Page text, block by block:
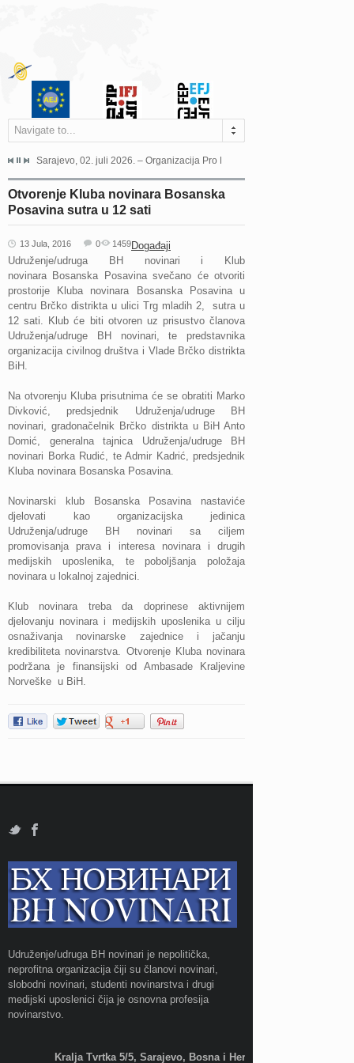
Navigate to...
Grada Sarajeva povodom Dana Sarajeva dugogodišnjoj...
Sarajevo, 02. juli 2026. – Organizacija Pro Educa juče je uspješno
Otvorenje Kluba novinara Bosanska
Posavina sutra u 12 sati
13 Jula, 2016 Događaji
0 1459
Udruženje/udruga BH novinari i Klub
novinara Bosanska Posavina svečano će otvoriti
prostorije Kluba novinara Bosanska Posavina u
centru Brčko distrikta u ulici Trg mladih 2, sutra u
12 sati. Klub će biti otvoren uz prisustvo članova
Udruženja/udruge BH novinari, te predstavnika
organizacija civilnog društva i Vlade Brčko distrikta
BiH.
Na otvorenju Kluba prisutnima će se obratiti Marko
Divković, predsjednik Udruženja/udruge BH
novinari, gradonačelnik Brčko distrikta u BiH Anto
Domić, generalna tajnica Udruženja/udruge BH
novinari Borka Rudić, te Admir Kadrić, predsjednik
Kluba novinara Bosanska Posavina.
Novinarski klub Bosanska Posavina nastaviće
djelovati kao organizacijska jedinica
Udruženja/udruge BH novinari sa ciljem
promovisanja prava i interesa novinara i drugih
medijskih uposlenika, te poboljšanja položaja
novinara u lokalnoj zajednici.
Klub novinara treba da doprinese aktivnijem
djelovanju novinara i medijskih uposlenika u cilju
osnaživanja novinarske zajednice i jačanju
kredibiliteta novinarstva. Otvorenje Kluba novinara
podržana je finansijski od Ambasade Kraljevine
Norveške u BiH.
Udruženje/udruga BH novinari je nepolitička,
neprofitna organizacija čiji su članovi novinari,
slobodni novinari, studenti novinarstva i drugi
medijski uposlenici čija je osnovna profesija
novinarstvo.
Kralja Tvrtka 5/5, Sarajevo, Bosna i Hercegovina;